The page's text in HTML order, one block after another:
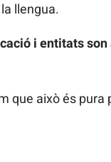
llengua.
i entitats
que això és